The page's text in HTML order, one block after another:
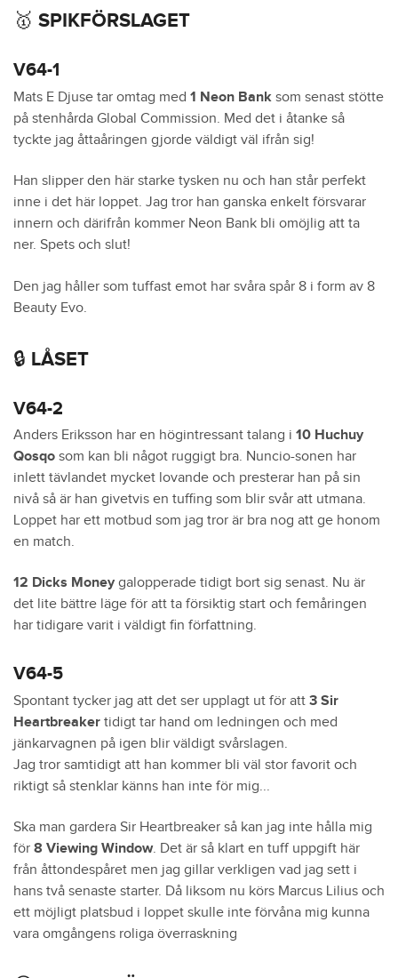
🥇 SPIKFÖRSLAGET
V64-1
Mats E Djuse tar omtag med 1 Neon Bank som senast stötte
på stenhårda Global Commission. Med det i åtanke så
tyckte jag åttaåringen gjorde väldigt väl ifrån sig!
Han slipper den här starke tysken nu och han står perfekt
inne i det här loppet. Jag tror han ganska enkelt försvarar
innern och därifrån kommer Neon Bank bli omöjlig att ta
ner. Spets och slut!
Den jag håller som tuffast emot har svåra spår 8 i form av 8
Beauty Evo.
🔒 LÅSET
V64-2
Anders Eriksson har en högintressant talang i 10 Huchuy
Qosqo som kan bli något ruggigt bra. Nuncio-sonen har
inlett tävlandet mycket lovande och presterar han på sin
nivå så är han givetvis en tuffing som blir svår att utmana.
Loppet har ett motbud som jag tror är bra nog att ge honom
en match.
12 Dicks Money galopperade tidigt bort sig senast. Nu är
det lite bättre läge för att ta försiktig start och femåringen
har tidigare varit i väldigt fin författning.
V64-5
Spontant tycker jag att det ser upplagt ut för att 3 Sir
Heartbreaker tidigt tar hand om ledningen och med
jänkarvagnen på igen blir väldigt svårslagen.
Jag tror samtidigt att han kommer bli väl stor favorit och
riktigt så stenklar känns han inte för mig...
Ska man gardera Sir Heartbreaker så kan jag inte hålla mig
för 8 Viewing Window. Det är så klart en tuff uppgift här
från åttondespåret men jag gillar verkligen vad jag sett i
hans två senaste starter. Då liksom nu körs Marcus Lilius och
ett möjligt platsbud i loppet skulle inte förvåna mig kunna
vara omgångens roliga överraskning